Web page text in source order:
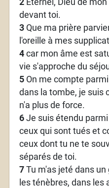
devant toi.
3Que ma prière
l'oreille à mes
4car mon âme est
vie s'approche du
5On me compte
dans la tombe, je suis
n'a plus de force.
6Je suis étendu
ceux qui sont tués et
ceux dont tu ne te
séparés de toi.
7Tu m'as jeté dans
les ténèbres, dans les